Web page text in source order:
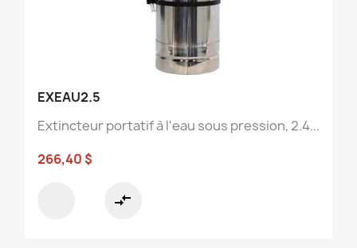
EXEAU2.5
Extincteur portatif à l'eau sous pression, 2.4...
266,40 $
compare_arrows